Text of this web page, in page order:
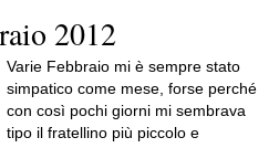
2012
Varie Febbraio mi è sempre stato
simpatico come mese, forse perché
con così pochi giorni mi sembrava
tipo il fratellino più piccolo e